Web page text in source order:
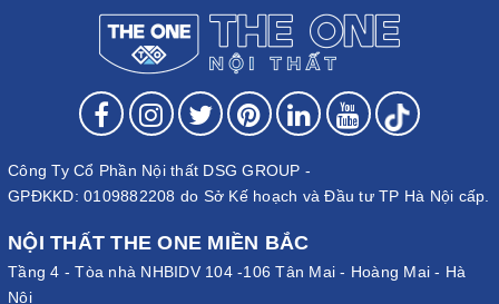
Công Ty Cổ Phần Nội thất DSG GROUP -
GPĐKKD: 0109882208 do Sở Kế hoạch và Đầu tư TP Hà Nội cấp.
NỘI THẤT THE ONE MIỀN BẮC
Tầng 4 - Tòa nhà NHBIDV 104 -106 Tân Mai - Hoàng Mai - Hà
Nội